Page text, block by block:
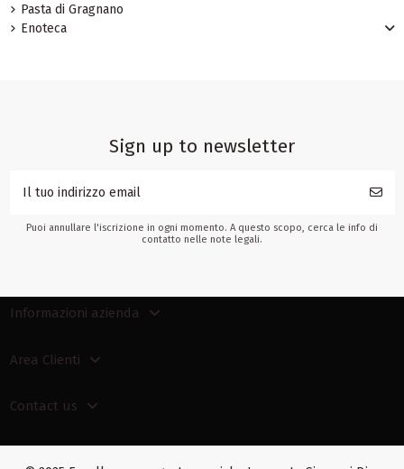
Pasta di Gragnano
Enoteca
Sign up to newsletter
Puoi annullare l'iscrizione in ogni momento. A questo scopo, cerca le info di
contatto nelle note legali.
Informazioni azienda
Area Clienti
Contact us